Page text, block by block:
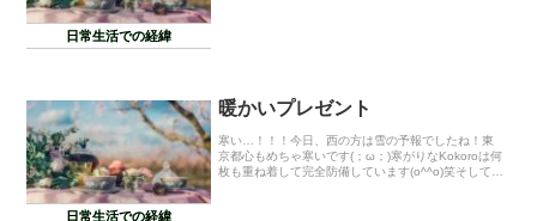
日常生活での経緯
日常生活での経緯
暖かいプレゼント
寒い…！！！今日、西の方は雪の予報でしたね！東
京都心もめちゃ寒いです(；ω；)寒がりなKokoroは何
枚も重ね着して完全防備しています(o^^o)笑そしてこ